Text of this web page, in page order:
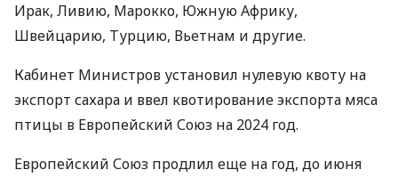
Ирак, Ливию, Марокко, Южную Африку,
Швейцарию, Турцию, Вьетнам и другие.
Кабинет Министров установил нулевую квоту на
экспорт сахара и ввел квотирование экспорта мяса
птицы в Европейский Союз на 2024 год.
Европейский Союз продлил еще на год, до июня